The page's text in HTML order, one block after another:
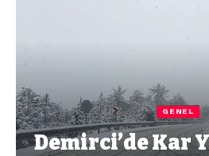
GENEL
Demirci’de Kar